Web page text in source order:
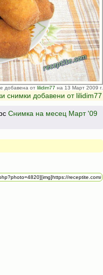
добавена от lilidim77 на 13 Март 2009 г.
снимки добавени от lilidim77
Снимка на месец Март '09